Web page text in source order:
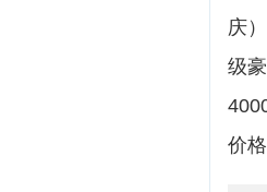
庆
级
价